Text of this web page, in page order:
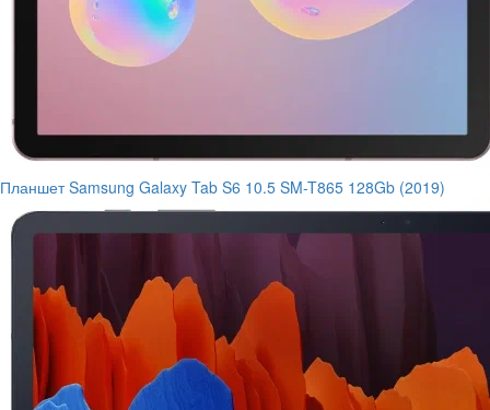
Планшет Samsung Galaxy Tab S6 10.5 SM-T865 128Gb (2019)